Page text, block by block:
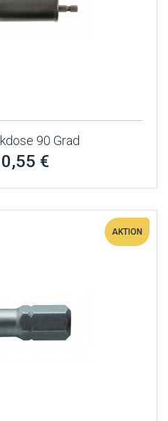
90 Grad
€
AKTION